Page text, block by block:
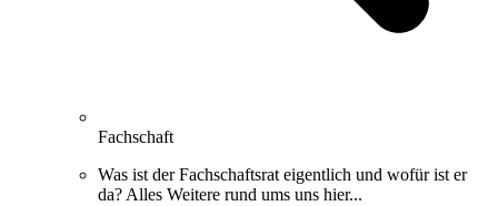
Fachschaft
Was ist der Fachschaftsrat eigentlich und wofür ist er
da? Alles Weitere rund ums uns hier...